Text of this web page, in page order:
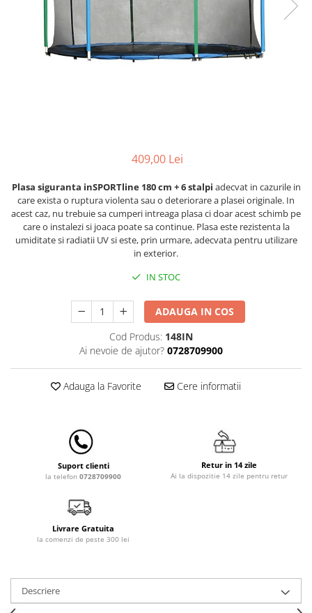
Lenjerii patut 140 x 70 cm
Lenjerie patuturi tineret
Baldachin patut
Dulap si cutii jucarii
Sac de dormit copii
Fotolii copii
Leagane & balansoare & sezlonguri
Carusele patut
Lampi de veghe
Saltele de infasat
Biciclete fara pedale
Masinute fara pedale
Karturi si masinute cu pedale
Scaune de biciclete copii
Alte Sporturi
Mingi fitness si medicinale
Scara antrenament
Termometre copii si bebe
409,00 Lei
Plasa siguranta inSPORTline 180 cm + 6 stalpi adecvat in cazurile in
care exista o ruptura violenta sau o deteriorare a plasei originale. In
acest caz, nu trebuie sa cumperi intreaga plasa ci doar acest schimb pe
care o instalezi si joaca poate sa continue. Plasa este rezistenta la
umiditate si radiatii UV si este, prin urmare, adecvata pentru utilizare
in exterior.
IN STOC
ADAUGA IN COS
Cod Produs: 148IN
Ai nevoie de ajutor? 0728709900
Adauga la Favorite Cere informatii
Suport clienti
la telefon 0728709900
Retur in 14 zile
Ai la dispozitie 14 zile pentru retur
Livrare Gratuita
la comenzi de peste 300 lei
Descriere